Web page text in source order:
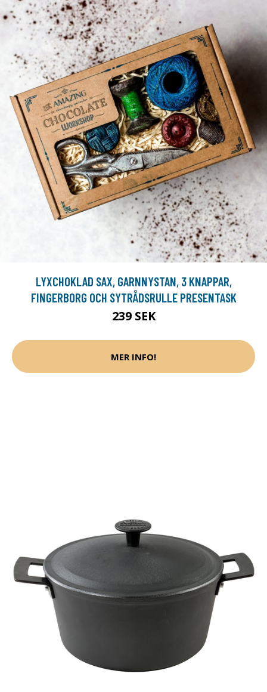
LYXCHOKLAD SAX, GARNNYSTAN, 3 KNAPPAR,
FINGERBORG OCH SYTRÅDSRULLE PRESENTASK
239 SEK
MER INFO!